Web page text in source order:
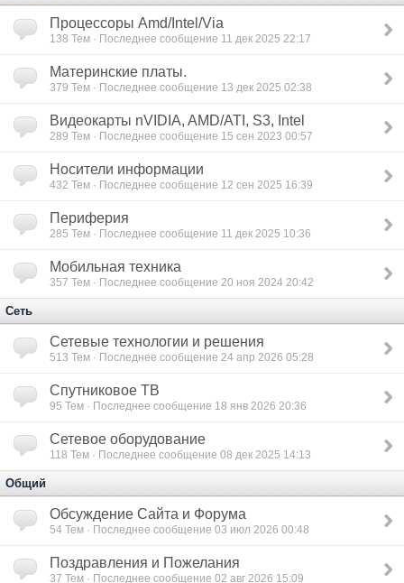
Процессоры Amd/Intel/Via
138 Тем · Последнее сообщение 11 дек 2025 22:17
Материнские платы.
379 Тем · Последнее сообщение 13 дек 2025 02:38
Видеокарты nVIDIA, AMD/ATI, S3, Intel
289 Тем · Последнее сообщение 15 сен 2023 00:57
Носители информации
432 Тем · Последнее сообщение 12 сен 2025 16:39
Периферия
285 Тем · Последнее сообщение 11 дек 2025 10:36
Мобильная техника
357 Тем · Последнее сообщение 20 ноя 2024 20:42
Сеть
Сетевые технологии и решения
513 Тем · Последнее сообщение 24 апр 2026 05:28
Спутниковое ТВ
95 Тем · Последнее сообщение 18 янв 2026 20:36
Сетевое оборудование
118 Тем · Последнее сообщение 08 дек 2025 14:13
Общий
Обсуждение Сайта и Форума
54 Тем · Последнее сообщение 03 июл 2026 00:48
Поздравления и Пожелания
37 Тем · Последнее сообщение 02 авг 2026 15:09